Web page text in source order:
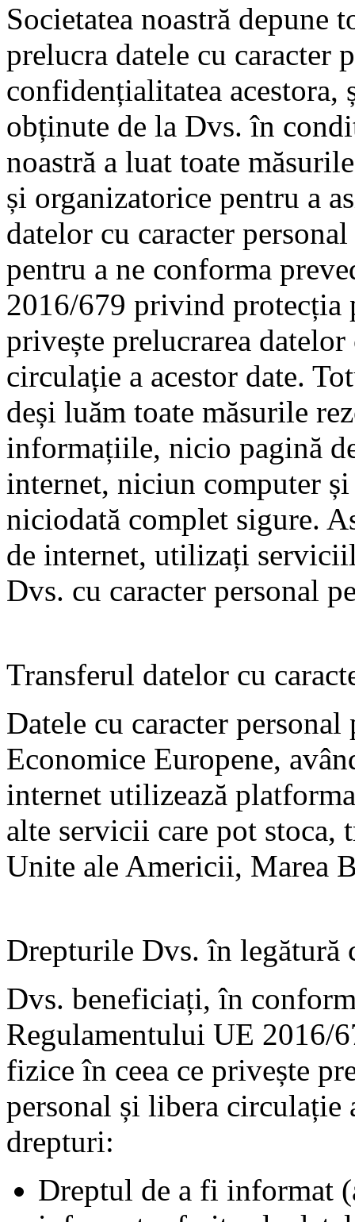
Societatea noastră depune
prelucra datele cu caracter
confidențialitatea
obținute de la Dvs. în
noastră a luat toate
și organizatorice pentru a
datelor cu caracter
pentru a ne conforma
2016/679 privind protecția
privește prelucrarea
circulație a acestor date.
deși luăm toate măsurile
informațiile, nicio pagină
internet, niciun computer
niciodată complet sigure.
de internet, utilizați
Dvs. cu caracter personal
Transferul datelor cu
Datele cu caracter
Economice Europene,
internet utilizează
alte servicii care pot stoca,
Unite ale Americii, Marea
Drepturile Dvs. în legătură
Dvs. beneficiați, în
Regulamentului UE 2016/
fizice în ceea ce privește
personal și libera circulație
drepturi:
Dreptul de a fi informat